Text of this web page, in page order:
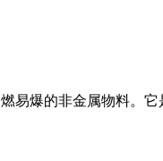
易爆的非金属物料。